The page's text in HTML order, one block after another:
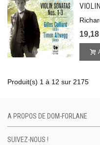
Produit(s) 1 à 12 sur 2175
A PROPOS DE DOM-FORLANE
SUIVEZ-NOUS !